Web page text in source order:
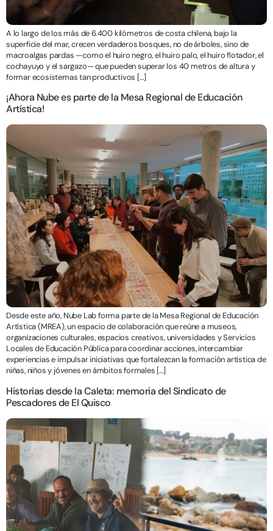
A lo largo de los más de 6.400 kilómetros de costa chilena, bajo la
superficie del mar, crecen verdaderos bosques, no de árboles, sino de
macroalgas pardas —como el huiro negro, el huiro palo, el huiro flotador, el
cochayuyo y el sargazo— que pueden superar los 40 metros de altura y
formar ecosistemas tan productivos […]
¡Ahora Nube es parte de la Mesa Regional de Educación
Artística!
Desde este año, Nube Lab forma parte de la Mesa Regional de Educación
Artística (MREA), un espacio de colaboración que reúne a museos,
organizaciones culturales, espacios creativos, universidades y Servicios
Locales de Educación Pública para coordinar acciones, intercambiar
experiencias e impulsar iniciativas que fortalezcan la formación artística de
niñas, niños y jóvenes en ámbitos formales […]
Historias desde la Caleta: memoria del Sindicato de
Pescadores de El Quisco